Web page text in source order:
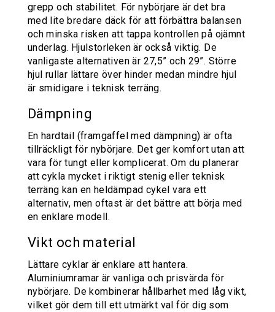
grepp och stabilitet. För nybörjare är det bra
med lite bredare däck för att förbättra balansen
och minska risken att tappa kontrollen på ojämnt
underlag. Hjulstorleken är också viktig. De
vanligaste alternativen är 27,5” och 29”. Större
hjul rullar lättare över hinder medan mindre hjul
är smidigare i teknisk terräng.
Dämpning
En hardtail (framgaffel med dämpning) är ofta
tillräckligt för nybörjare. Det ger komfort utan att
vara för tungt eller komplicerat. Om du planerar
att cykla mycket i riktigt stenig eller teknisk
terräng kan en heldämpad cykel vara ett
alternativ, men oftast är det bättre att börja med
en enklare modell.
Vikt och material
Lättare cyklar är enklare att hantera.
Aluminiumramar är vanliga och prisvärda för
nybörjare. De kombinerar hållbarhet med låg vikt,
vilket gör dem till ett utmärkt val för dig som